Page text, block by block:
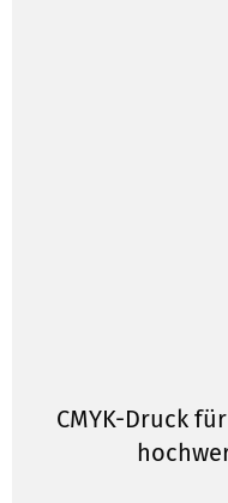
CMYK-Druck